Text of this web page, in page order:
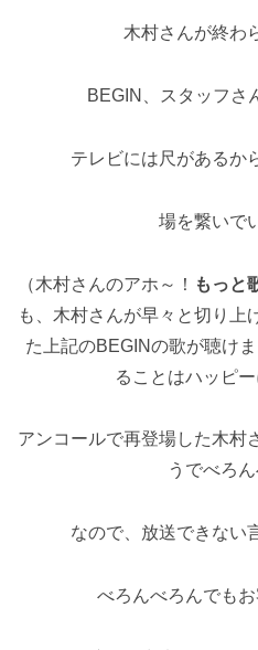
木村さんが終わ
BEGIN、スタッフさ
テレビには尺があるか
場を繋いで
（木村さんのアホ～！ もっと
も、木村さんが早々と切り上
た上記のBEGINの歌が聴け
ることはハッピー
アンコールで再登場した木村
うでべろん
なので、放送できない
べろんべろんでもお